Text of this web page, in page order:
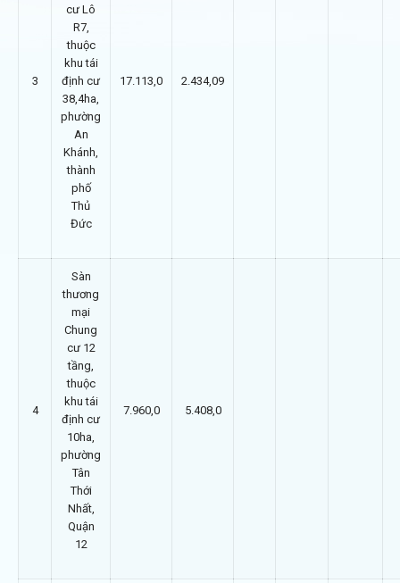
3
cư Lô
R7,
thuộc
khu tái
định cư
38,4ha,
phường
An
Khánh,
thành
phố
Thủ
Đức
17.113,0 2.434,09
4
Sàn
thương
mại
Chung
cư 12
tầng,
thuộc
khu tái
định cư
10ha,
phường
Tân
Thới
Nhất,
Quận
12
7.960,0 5.408,0